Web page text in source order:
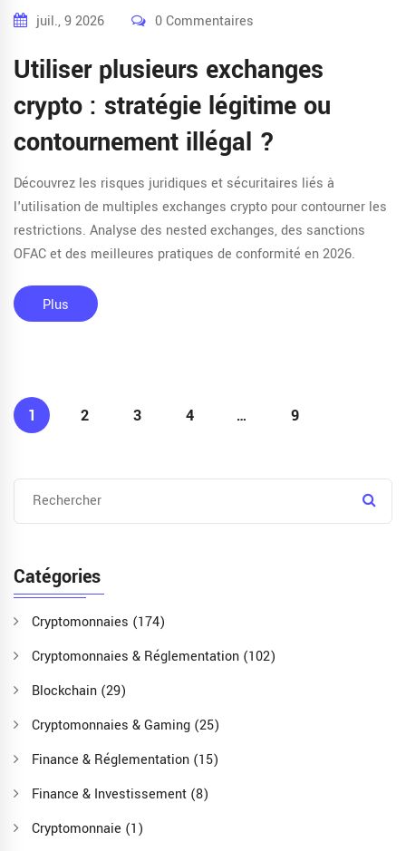
juil., 9 2026 0 Commentaires
Utiliser plusieurs exchanges
crypto : stratégie légitime ou
contournement illégal ?
Découvrez les risques juridiques et sécuritaires liés à
l'utilisation de multiples exchanges crypto pour contourner les
restrictions. Analyse des nested exchanges, des sanctions
OFAC et des meilleures pratiques de conformité en 2026.
Plus
1 2 3 4 … 9
Catégories
Cryptomonnaies (174)
Cryptomonnaies & Réglementation (102)
Blockchain (29)
Cryptomonnaies & Gaming (25)
Finance & Réglementation (15)
Finance & Investissement (8)
Cryptomonnaie (1)